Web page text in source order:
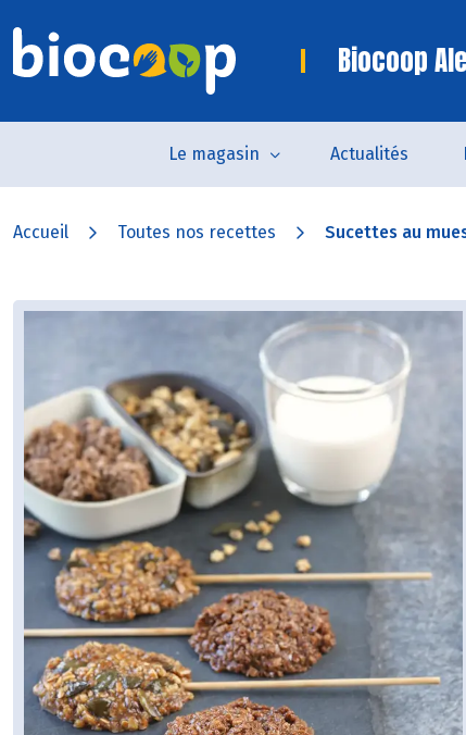
Biocoop
Le magasin Actualités
Accueil Toutes nos recettes Sucettes au